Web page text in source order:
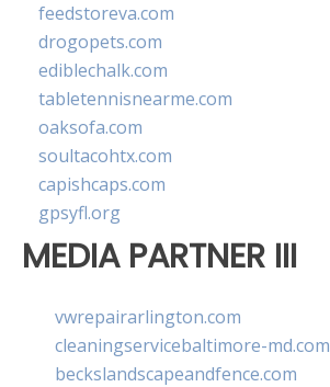
feedstoreva.com
drogopets.com
ediblechalk.com
tabletennisnearme.com
oaksofa.com
soultacohtx.com
capishcaps.com
gpsyfl.org
MEDIA PARTNER III
vwrepairarlington.com
cleaningservicebaltimore-md.com
beckslandscapeandfence.com